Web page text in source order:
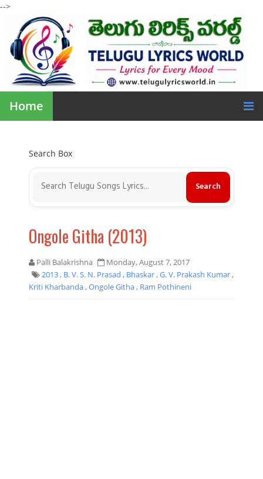
-->
Home
Search Box
Ongole Githa (2013)
Palli Balakrishna
Monday, August 7, 2017
2013, B. V. S. N. Prasad , Bhaskar,G. V. Prakash Kumar,
Kriti Kharbanda,Ongole Githa, Ram Pothineni